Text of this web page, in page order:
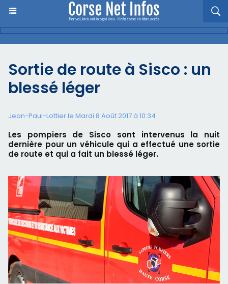
Sortie de route à Sisco : un
blessé léger
Jean-Paul-Lottier le Mardi 8 Août 2017 à 10:34
Les pompiers de Sisco sont intervenus la nuit
dernière pour un véhicule qui a effectué une sortie
de route et qui a fait un blessé léger.